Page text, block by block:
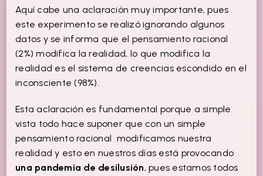
Aquí cabe una aclaración muy importante, pues
este experimento se realizó ignorando algunos
datos y se informa que el pensamiento racional
(2%) modifica la realidad, lo que modifica la
realidad es el sistema de creencias escondido en el
inconsciente (98%).
Esta aclaración es fundamental porque a simple
vista todo hace suponer que con un simple
pensamiento racional modificamos nuestra
realidad y esto en nuestros días está provocando
una pandemia de desilusión, pues estamos todos